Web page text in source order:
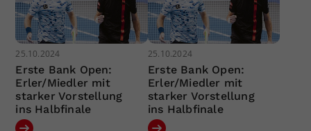
25.10.2024
Erste Bank Open:
Erler/Miedler mit
starker Vorstellung
ins Halbfinale
25.10.2024
Erste Bank Open:
Erler/Miedler mit
starker Vorstellung
ins Halbfinale